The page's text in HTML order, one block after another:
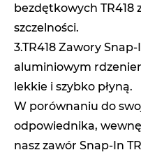
bezdętkowych TR418
szczelności.
3.TR418 Zawory
aluminiowym
lekkie i szybko płyną.
W porównaniu do
odpowiednika,
nasz zawór Snap-In